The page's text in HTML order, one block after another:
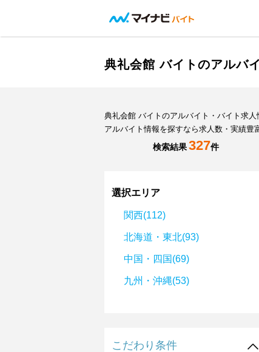
典礼会館 バイトのアルバ
典礼会館 バイトのアルバイト・バイト求
アルバイト情報を探すなら求人数・実績豊
検索結果327件
選択エリア
関西(112)
北海道・東北(93)
中国・四国(69)
九州・沖縄(53)
こだわり条件